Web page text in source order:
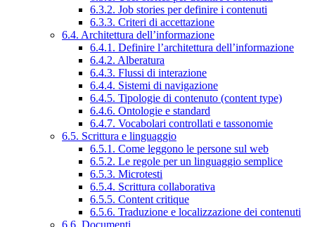
6.3.2. Job stories per definire i contenuti
6.3.3. Criteri di accettazione
6.4. Architettura dell’informazione
6.4.1. Definire l’architettura dell’informazione
6.4.2. Alberatura
6.4.3. Flussi di interazione
6.4.4. Sistemi di navigazione
6.4.5. Tipologie di contenuto (content type)
6.4.6. Ontologie e standard
6.4.7. Vocabolari controllati e tassonomie
6.5. Scrittura e linguaggio
6.5.1. Come leggono le persone sul web
6.5.2. Le regole per un linguaggio semplice
6.5.3. Microtesti
6.5.4. Scrittura collaborativa
6.5.5. Content critique
6.5.6. Traduzione e localizzazione dei contenuti
6.6. Documenti